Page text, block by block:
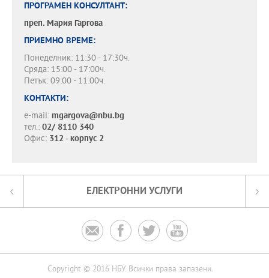
ПРОГРАМЕН КОНСУЛТАНТ:
преп. Мария Гаргова
ПРИЕМНО ВРЕМЕ:
Понеделник: 11:30 - 17:30ч.
Сряда: 15:00 - 17:00ч.
Петък: 09:00 - 11:00ч.
КОНТАКТИ:
e-mail: mgargova@nbu.bg
тел.: 02/ 8110 340
Офис: 312 - корпус 2
ЕЛЕКТРОННИ УСЛУГИ
   
Copyright © 2016 НБУ. Всички права запазени.